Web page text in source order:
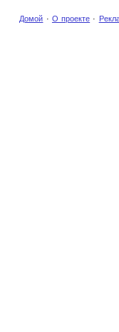
Домой · О проекте ·